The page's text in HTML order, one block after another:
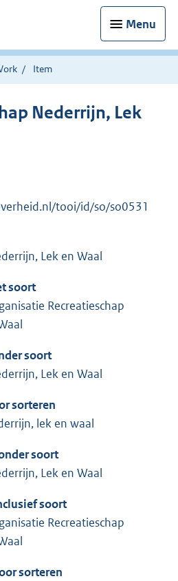
Menu
Item
Nederrijn, Lek
tooi/id/so/so0531
Lek en Waal
soort
Recreatieschap
soort
Lek en Waal
sorteren
lek en waal
soort
Lek en Waal
soort
Recreatieschap
sorteren